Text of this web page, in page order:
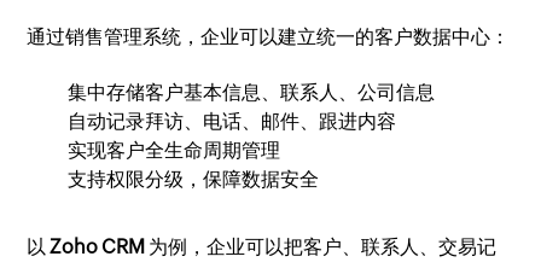
通过销售管理系统，企业可以建立统一的客户数据中心：
集中存储客户基本信息、联系人、公司信息
自动记录拜访、电话、邮件、跟进内容
实现客户全生命周期管理
支持权限分级，保障数据安全
以Zoho CRM 为例，企业可以把客户、联系人、交易记